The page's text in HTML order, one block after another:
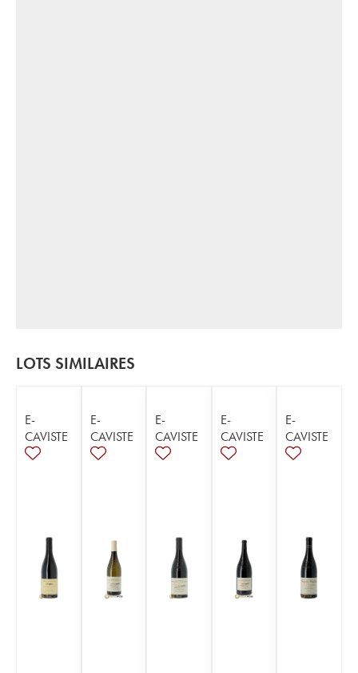
LOTS SIMILAIRES
E-
CAVISTE
E-
CAVISTE
E-
CAVISTE
E-
CAVISTE
E-
CAVISTE